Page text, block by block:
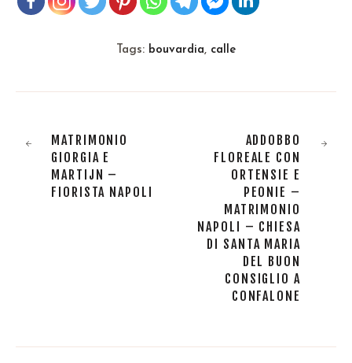
Tags: bouvardia, calle
MATRIMONIO
GIORGIA E
MARTIJN –
FIORISTA NAPOLI
ADDOBBO
FLOREALE CON
ORTENSIE E
PEONIE –
MATRIMONIO
NAPOLI – CHIESA
DI SANTA MARIA
DEL BUON
CONSIGLIO A
CONFALONE